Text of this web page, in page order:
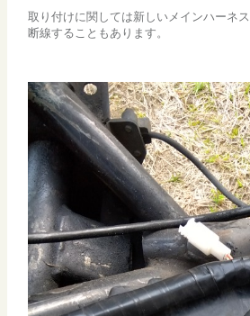
取り付けに関しては新しいメインハーネ
断線することもあります。